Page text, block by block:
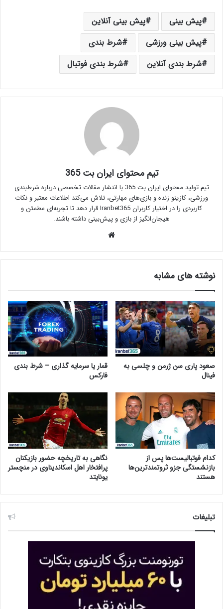
پیش بینی
پیش بینی آنلاین
پیش بینی ورزشی
شرط بندی
شرط بندی آنلاین
شرط بندی فوتبال
تیم محتوای ایران بت 365
تیم تولید محتوای ایران بت 365 با انتشار مقالات تخصصی درباره شرط‌بندی
ورزشی، کازینو زنده و بازی‌های مهارتی، تلاش می‌کند اطلاعات معتبر و نکات
کاربردی را در اختیار کاربران Iranbet365 قرار دهد تا تجربه‌ای مطمئن و
هیجان‌انگیز از بازی و پیش‌بینی داشته باشند.
نوشته های مشابه
صعود پاری سن ژرمن و چلسی به
فینال
قمار یا سرمایه گذاری – شرط بندی
فارکس
کدام فوتبالیست‌ها پس از
بازنشستگی جزو ثروتمندترین‌ها
هستند
نگاهی به تاریخچه حضور بازیکنان
پرافتخار اهل اسکاندیناوی در منچستر
یونایتد
تبلیغات